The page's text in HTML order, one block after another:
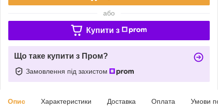
або
Купити з
Що таке купити з Пром?
Замовлення під захистом
Опис Характеристики Доставка Оплата Умови